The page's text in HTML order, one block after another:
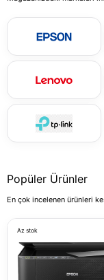
Popüler Ürünler
En çok incelenen ürünleri
Az stok